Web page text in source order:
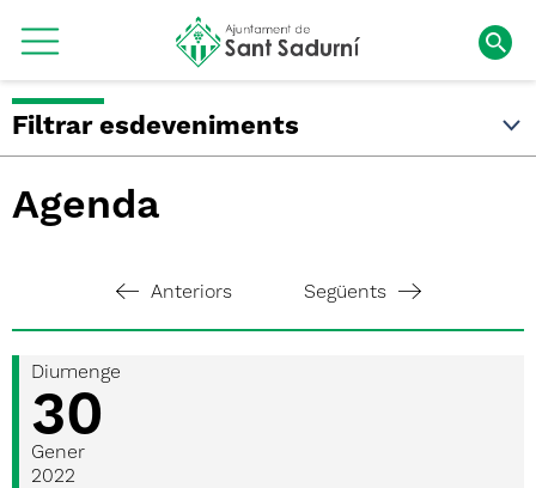
Filtrar esdeveniments
Agenda
Anteriors Següents
Diumenge
30
Gener
2022